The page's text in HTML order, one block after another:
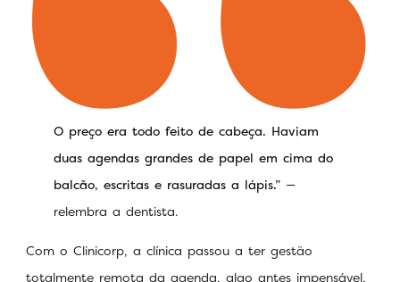
O preço era todo feito de cabeça. Haviam
duas agendas grandes de papel em cima do
balcão, escritas e rasuradas a lápis.” —
relembra a dentista.
Com o Clinicorp, a clínica passou a ter gestão
totalmente remota da agenda, algo antes impensável,